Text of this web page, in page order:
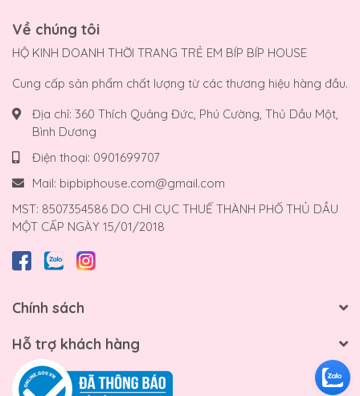
Về chúng tôi
HỘ KINH DOANH THỜI TRANG TRẺ EM BÍP BÍP HOUSE
Cung cấp sản phẩm chất lượng từ các thương hiệu hàng đầu.
Địa chỉ: 360 Thích Quảng Đức, Phú Cường, Thủ Dầu Một,
Bình Dương
Điện thoại: 0901699707
Mail: bipbiphouse.com@gmail.com
MST: 8507354586 DO CHI CỤC THUẾ THÀNH PHỐ THỦ DẦU
MỘT CẤP NGÀY 15/01/2018
Chính sách
Hỗ trợ khách hàng